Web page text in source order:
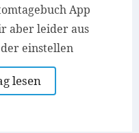
App
aber leider aus
einstellen
lesen